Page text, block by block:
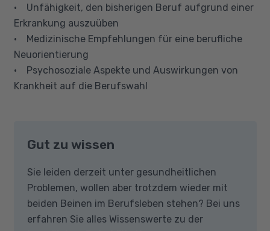
• Unfähigkeit, den bisherigen Beruf aufgrund einer
Erkrankung auszuüben
• Medizinische Empfehlungen für eine berufliche
Neuorientierung
• Psychosoziale Aspekte und Auswirkungen von
Krankheit auf die Berufswahl
Gut zu wissen
Sie leiden derzeit unter gesundheitlichen
Problemen, wollen aber trotzdem wieder mit
beiden Beinen im Berufsleben stehen? Bei uns
erfahren Sie alles Wissenswerte zu der